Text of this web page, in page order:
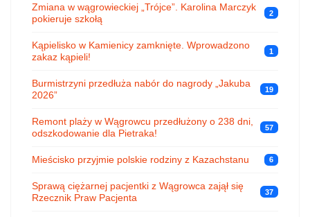
Zmiana w wągrowieckiej „Trójce”. Karolina Marczyk
pokieruje szkołą
2
Kąpielisko w Kamienicy zamknięte. Wprowadzono
zakaz kąpieli!
1
Burmistrzyni przedłuża nabór do nagrody „Jakuba
2026”
19
Remont plaży w Wągrowcu przedłużony o 238 dni,
odszkodowanie dla Pietraka!
57
Mieścisko przyjmie polskie rodziny z Kazachstanu 6
Sprawą ciężarnej pacjentki z Wągrowca zajął się
Rzecznik Praw Pacjenta
37